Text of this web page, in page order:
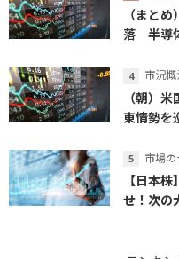
（まと
落 半導
市況概
（朝）
東情勢を
市場の
【日本
せ！次の